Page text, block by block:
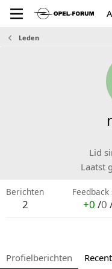
Leden
Lid
Laatst
Berichten
2
Feedback
+0 /0
Profielberichten